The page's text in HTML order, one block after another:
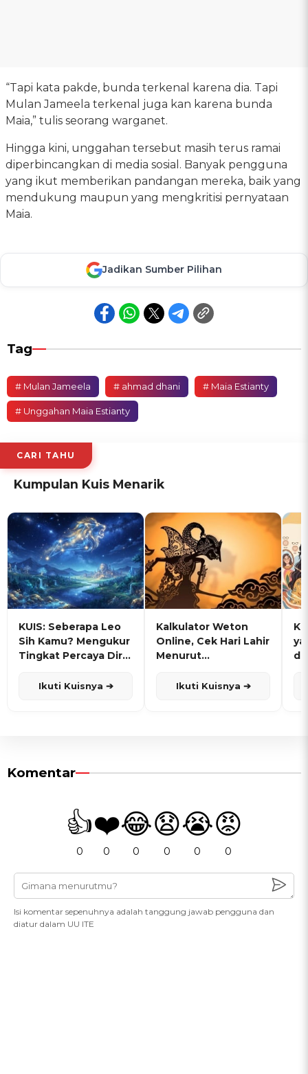
“Tapi kata pakde, bunda terkenal karena dia. Tapi
Mulan Jameela terkenal juga kan karena bunda
Maia,” tulis seorang warganet.
Hingga kini, unggahan tersebut masih terus ramai
diperbincangkan di media sosial. Banyak pengguna
yang ikut memberikan pandangan mereka, baik yang
mendukung maupun yang mengkritisi pernyataan
Maia.
Jadikan Sumber Pilihan
Tag
# Mulan Jameela # ahmad dhani # Maia Estianty
# Unggahan Maia Estianty
CARI TAHU
Kumpulan Kuis Menarik
KUIS: Seberapa Leo
Sih Kamu? Mengukur
Tingkat Percaya Diri
Ikuti Kuisnya ➔
Kalkulator Weton
Online, Cek Hari Lahir
Menurut
Ikuti Kuisnya ➔
Komentar
👍
0
❤️
0
😂
0
😧
0
😭
0
😡
0
Isi komentar sepenuhnya adalah tanggung jawab pengguna dan
diatur dalam UU ITE